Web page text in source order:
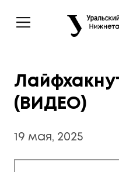
(ВИДЕО)
19 мая, 2025